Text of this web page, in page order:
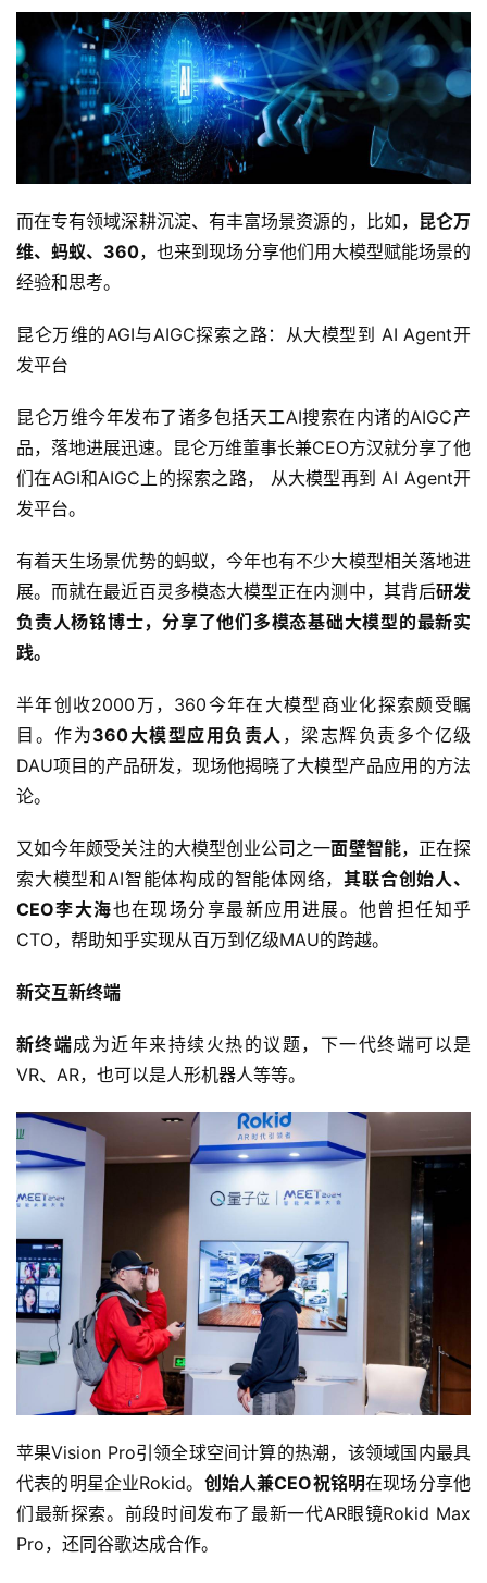
而在专有领域深耕沉淀、有丰富场景资源的，比如， 昆仑万
维、蚂蚁、360，也来到现场分享他们用大模型赋能场景的
经验和思考。
昆仑万维的AGI与AIGC探索之路：从大模型到 AI Agent开
发平台
昆仑万维今年发布了诸多包括天工AI搜索在内诸的AIGC产
品，落地进展迅速。昆仑万维董事长兼CEO方汉就分享了他
们在AGI和AIGC上的探索之路， 从大模型再到 AI Agent开
发平台。
有着天生场景优势的蚂蚁，今年也有不少大模型相关落地进
展。而就在最近百灵多模态大模型正在内测中，其背后研发
负责人杨铭博士，分享了他们多模态基础大模型的最新实
践。
半年创收2000万，360今年在大模型商业化探索颇受瞩
目。作为360大模型应用负责人 ，梁志辉负责多个亿级
DAU项目的产品研发，现场他揭晓了大模型产品应用的方法
论。
又如今年颇受关注的大模型创业公司之一面壁智能，正在探
索大模型和AI智能体构成的智能体网络，其联合创始人、
CEO李大海也在现场分享最新应用进展。他曾担任知乎
CTO，帮助知乎实现从百万到亿级MAU的跨越。
新交互新终端
新终端成为近年来持续火热的议题，下一代终端可以是
VR、AR，也可以是人形机器人等等。
苹果Vision Pro引领全球空间计算的热潮，该领域国内最具
代表的明星企业Rokid。 创始人兼CEO祝铭明在现场分享他
们最新探索。前段时间发布了最新一代AR眼镜Rokid Max
Pro，还同谷歌达成合作。